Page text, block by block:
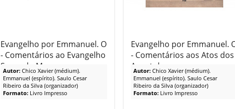
Evangelho por Emmanuel. O
- Comentários ao Evangelho
Segundo Marcos
Autor: Chico Xavier (médium).
Emmanuel (espírito). Saulo Cesar
Ribeiro da Silva (organizador)
Formato: Livro Impresso
Evangelho por Emmanuel.
- Comentários aos Atos dos
Apostolos
Autor:Chico Xavier (médium).
Emmanuel (espírito). Saulo Cesar
Ribeiro da Silva (organizador)
Formato: Livro Impresso